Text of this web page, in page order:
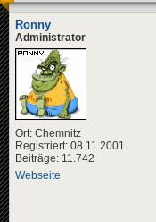
Ronny
Administrator
Ort: Chemnitz
Registriert: 08.11.2001
Beiträge: 11.742
Webseite